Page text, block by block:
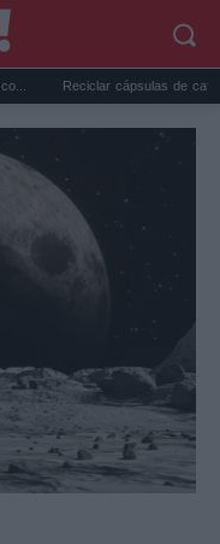
Reciclar cápsulas de café: lo que